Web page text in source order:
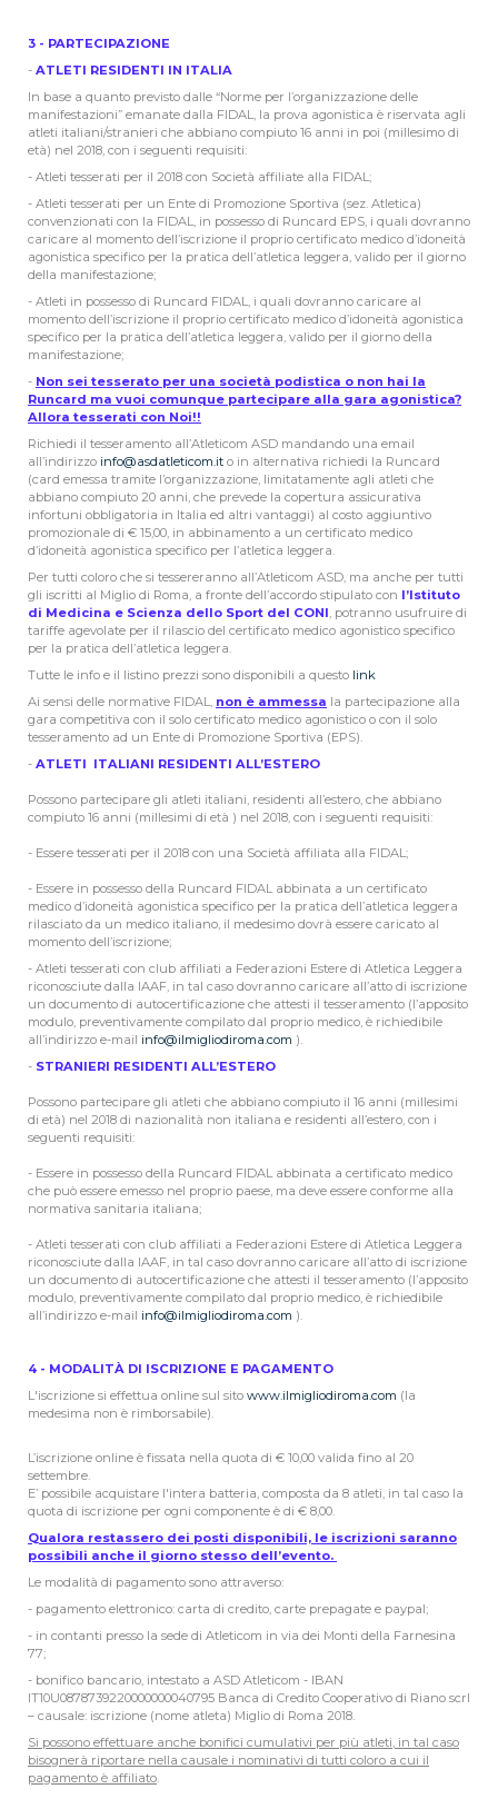
3 - PARTECIPAZIONE
- ATLETI RESIDENTI IN ITALIA
In base a quanto previsto dalle “Norme per l’organizzazione delle
manifestazioni” emanate dalla FIDAL, la prova agonistica è riservata agli
atleti italiani/stranieri che abbiano compiuto 16 anni in poi (millesimo di
età) nel 2018, con i seguenti requisiti:
- Atleti tesserati per il 2018 con Società affiliate alla FIDAL;
- Atleti tesserati per un Ente di Promozione Sportiva (sez. Atletica)
convenzionati con la FIDAL, in possesso di Runcard EPS, i quali dovranno
caricare al momento dell’iscrizione il proprio certificato medico d’idoneità
agonistica specifico per la pratica dell’atletica leggera, valido per il giorno
della manifestazione;
- Atleti in possesso di Runcard FIDAL, i quali dovranno caricare al
momento dell’iscrizione il proprio certificato medico d’idoneità agonistica
specifico per la pratica dell’atletica leggera, valido per il giorno della
manifestazione;
- Non sei tesserato per una società podistica o non hai la
Runcard ma vuoi comunque partecipare alla gara agonistica?
Allora tesserati con Noi!!
Richiedi il tesseramento all’Atleticom ASD mandando una email
all’indirizzo info@asdatleticom.it o in alternativa richiedi la Runcard
(card emessa tramite l’organizzazione, limitatamente agli atleti che
abbiano compiuto 20 anni, che prevede la copertura assicurativa
infortuni obbligatoria in Italia ed altri vantaggi) al costo aggiuntivo
promozionale di € 15,00, in abbinamento a un certificato medico
d’idoneità agonistica specifico per l’atletica leggera.
Per tutti coloro che si tessereranno all’Atleticom ASD, ma anche per tutti
gli iscritti al Miglio di Roma, a fronte dell’accordo stipulato con l’Istituto
di Medicina e Scienza dello Sport del CONI , potranno usufruire di
tariffe agevolate per il rilascio del certificato medico agonistico specifico
per la pratica dell’atletica leggera.
Tutte le info e il listino prezzi sono disponibili a questo link
Ai sensi delle normative FIDAL, non è ammessa la partecipazione alla
gara competitiva con il solo certificato medico agonistico o con il solo
tesseramento ad un Ente di Promozione Sportiva (EPS).
- ATLETI ITALIANI RESIDENTI ALL’ESTERO
Possono partecipare gli atleti italiani, residenti all’estero, che abbiano
compiuto 16 anni (millesimi di età ) nel 2018, con i seguenti requisiti:
- Essere tesserati per il 2018 con una Società affiliata alla FIDAL;
- Essere in possesso della Runcard FIDAL abbinata a un certificato
medico d’idoneità agonistica specifico per la pratica dell’atletica leggera
rilasciato da un medico italiano, il medesimo dovrà essere caricato al
momento dell’iscrizione;
- Atleti tesserati con club affiliati a Federazioni Estere di Atletica Leggera
riconosciute dalla IAAF, in tal caso dovranno caricare all’atto di iscrizione
un documento di autocertificazione che attesti il tesseramento (l’apposito
modulo, preventivamente compilato dal proprio medico, è richiedibile
all’indirizzo e-mail info@ilmigliodiroma.com ).
- STRANIERI RESIDENTI ALL’ESTERO
Possono partecipare gli atleti che abbiano compiuto il 16 anni (millesimi
di età) nel 2018 di nazionalità non italiana e residenti all’estero, con i
seguenti requisiti:
- Essere in possesso della Runcard FIDAL abbinata a certificato medico
che può essere emesso nel proprio paese, ma deve essere conforme alla
normativa sanitaria italiana;
- Atleti tesserati con club affiliati a Federazioni Estere di Atletica Leggera
riconosciute dalla IAAF, in tal caso dovranno caricare all’atto di iscrizione
un documento di autocertificazione che attesti il tesseramento (l’apposito
modulo, preventivamente compilato dal proprio medico, è richiedibile
all’indirizzo e-mail info@ilmigliodiroma.com ).
4 - MODALITÀ DI ISCRIZIONE E PAGAMENTO
L'iscrizione si effettua online sul sito www.ilmigliodiroma.com (la
medesima non è rimborsabile).
L’iscrizione online è fissata nella quota di € 10,00 valida fino al 20
settembre.
E’ possibile acquistare l'intera batteria, composta da 8 atleti, in tal caso la
quota di iscrizione per ogni componente è di € 8,00.
Qualora restassero dei posti disponibili, le iscrizioni saranno
possibili anche il giorno stesso dell’evento.
Le modalità di pagamento sono attraverso:
- pagamento elettronico: carta di credito, carte prepagate e paypal;
- in contanti presso la sede di Atleticom in via dei Monti della Farnesina
77;
- bonifico bancario, intestato a ASD Atleticom - IBAN
IT10U0878739220000000040795 Banca di Credito Cooperativo di Riano scrl
– causale: iscrizione (nome atleta) Miglio di Roma 2018.
Si possono effettuare anche bonifici cumulativi per più atleti, in tal caso
bisognerà riportare nella causale i nominativi di tutti coloro a cui il
pagamento è affiliato